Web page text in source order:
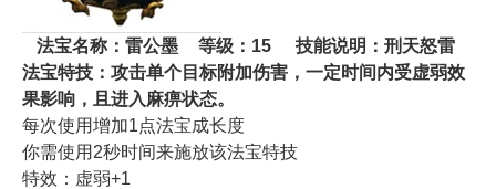
法宝名称： 雷公墨 等级：15
技能说明：刑天怒雷
法宝特技：攻击单个目标附加伤害，一定时间内受虚弱效
果影响，且进入麻痹状态。
每次使用增加1点法宝成长度
你需使用2秒时间来施放该法宝特技
特效：虚弱+1